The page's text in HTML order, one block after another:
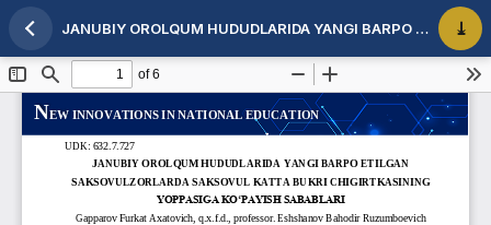
Maqola tafsilotlariga qaytish JANUBIY OROLQUM HUDUDLARIDA YANGI BARPO ETILGAN SAKSOVULZORLARDA SAKSOVUL KATTA BUKRI CHIGIRTKASINING YOPPASIGA KO‘PAYISH SABABLARI